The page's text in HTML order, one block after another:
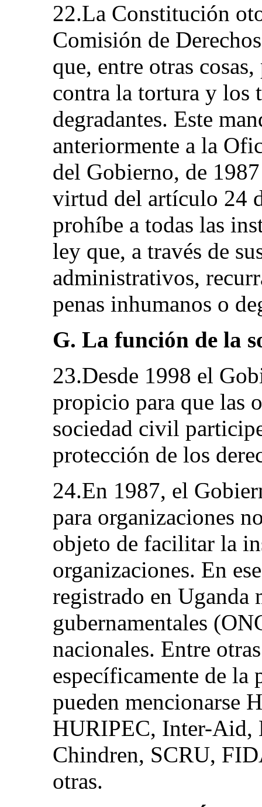
22.La Constitución
Comisión de
que, entre otras
contra la tortura y los
degradantes. Este
anteriormente a la
del Gobierno, de
virtud del artículo 24
prohíbe a todas las
ley que, a través de
administrativos,
penas inhumanos o
G. La función de la
23.Desde 1998 el
propicio para que las
sociedad civil
protección de los
24.En 1987, el
para organizaciones
objeto de facilitar la
organizaciones. En
registrado en Uganda
gubernamentales
nacionales. Entre
específicamente de
pueden mencionarse
HURIPEC, Inter-Aid,
Chindren, SCRU,
otras.